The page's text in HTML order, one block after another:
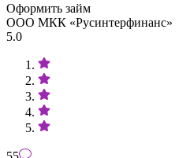
Оформить займ
ООО МКК «Русинтерфинанс»
5.0